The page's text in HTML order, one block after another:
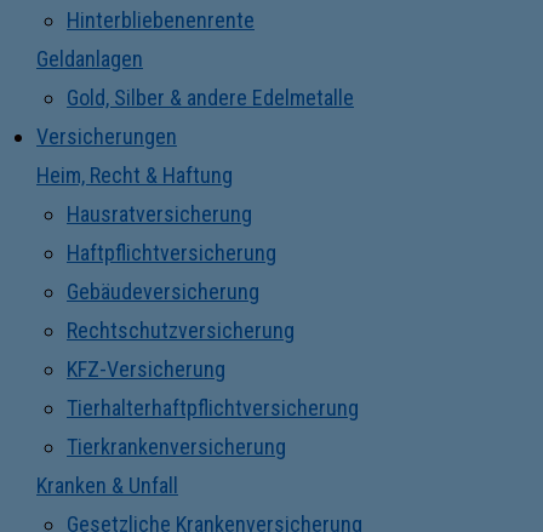
Hinterbliebenenrente
Geldanlagen
Gold, Silber & andere Edelmetalle
Versicherungen
Heim, Recht & Haftung
Hausratversicherung
Haftpflichtversicherung
Gebäudeversicherung
Rechtschutzversicherung
KFZ-Versicherung
Tierhalterhaftpflichtversicherung
Tierkrankenversicherung
Kranken & Unfall
Gesetzliche Krankenversicherung